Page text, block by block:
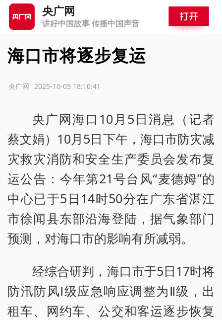
央广网
讲好中国故事 传播中国声音
海口市将逐步复运
2025-10-05 18:10:41
央广网
央广网海口10月5日消息（记者
蔡文娟）10月5日下午，海口市防灾减
灾救灾消防和安全生产委员会发布复
运公告：今年第21号台风“麦德姆”的
中心已于5日14时50分在广东省湛江
市徐闻县东部沿海登陆，据气象部门
预测，对海口市的影响有所减弱。
经综合研判，海口市于5日17时将
防汛防风Ⅰ级应急响应调整为Ⅱ级，出
租车、网约车、公交和客运逐步恢复